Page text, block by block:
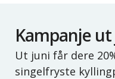
Kampanje
Ut juni får dere
singelfryste